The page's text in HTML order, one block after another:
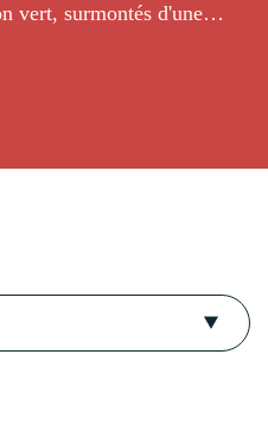
vert, surmontés d'une
éclats de noisettes.